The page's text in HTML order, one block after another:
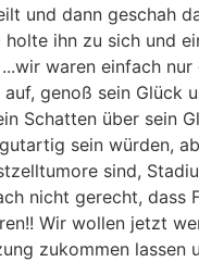
und dann geschah
ihn zu sich und
waren einfach
genoß sein Glück
Schatten über sein
sein würden,
sind,
nicht gerecht, dass
Wir wollen jetzt
zukommen lassen